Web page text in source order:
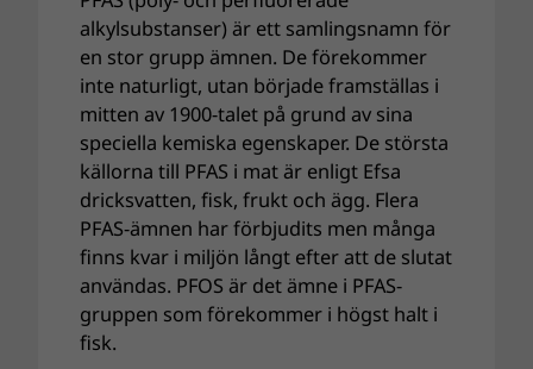
alkylsubstanser) är ett samlingsnamn för
en stor grupp ämnen. De förekommer
inte naturligt, utan började framställas i
mitten av 1900-talet på grund av sina
speciella kemiska egenskaper. De största
källorna till PFAS i mat är enligt Efsa
dricksvatten, fisk, frukt och ägg. Flera
PFAS-ämnen har förbjudits men många
finns kvar i miljön långt efter att de slutat
användas. PFOS är det ämne i PFAS-
gruppen som förekommer i högst halt i
fisk.